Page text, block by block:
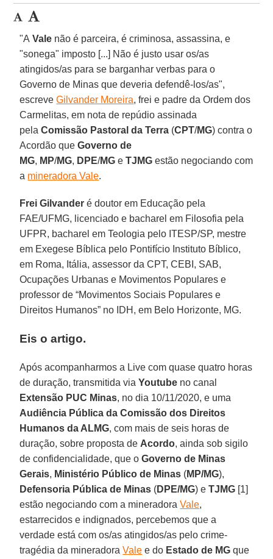
"AVale não é parceira, é criminosa, assassina, e
"sonega" imposto [...] Não é justo usar os/as
atingidos/as para se barganhar verbas para o
Governo de Minas que deveria defendê-los/as",
escreveGilvander Moreira, frei e padre da Ordem dos
Carmelitas, em nota de repúdio assinada
pelaComissão Pastoral da Terra (CPT/MG) contra o
Acordão queGoverno de
MG, MP/MG, DPE/MG eTJMG estão negociando com
a mineradora Vale.
Frei Gilvander é doutor em Educação pela
FAE/UFMG, licenciado e bacharel em Filosofia pela
UFPR, bacharel em Teologia pelo ITESP/SP, mestre
em Exegese Bíblica pelo Pontifício Instituto Bíblico,
em Roma, Itália, assessor da CPT, CEBI, SAB,
Ocupações Urbanas e Movimentos Populares e
professor de “Movimentos Sociais Populares e
Direitos Humanos” no IDH, em Belo Horizonte, MG.
Eis o artigo.
Após acompanharmos a Live com quase quatro horas
de duração, transmitida viaYoutube no canal
Extensão PUC Minas, no dia 10/11/2020, e uma
Audiência Pública da Comissão dos Direitos
Humanos da ALMG, com mais de seis horas de
duração, sobre proposta de Acordo, ainda sob sigilo
de confidencialidade, que oGoverno de Minas
Gerais, Ministério Público de Minas (MP/MG),
Defensoria Pública de Minas (DPE/MG) eTJMG [1]
estão negociando com a mineradoraVale,
estarrecidos e indignados, percebemos que a
verdade está com os/as atingidos/as pelo crime-
tragédia da mineradoraVale e do Estado de MG que